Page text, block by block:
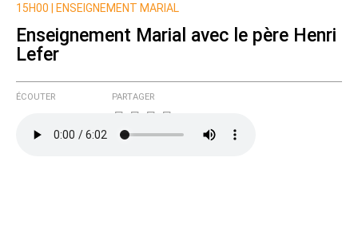
15H00 |
ENSEIGNEMENT MARIAL
Enseignement Marial avec le père Henri
Lefer
ÉCOUTER PARTAGER